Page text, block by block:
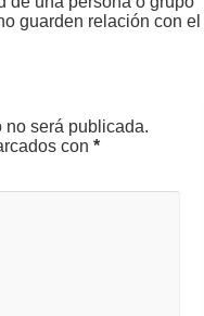
guarden relación con el
no será publicada.
con*